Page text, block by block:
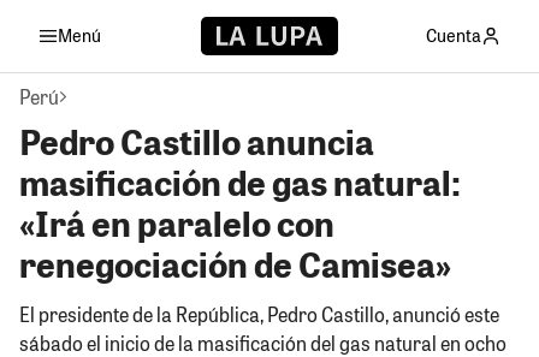
Menú Cuenta
Perú
Pedro Castillo anuncia
masificación de gas natural:
«Irá en paralelo con
renegociación de Camisea»
El presidente de la República, Pedro Castillo, anunció este
sábado el inicio de la masificación del gas natural en ocho